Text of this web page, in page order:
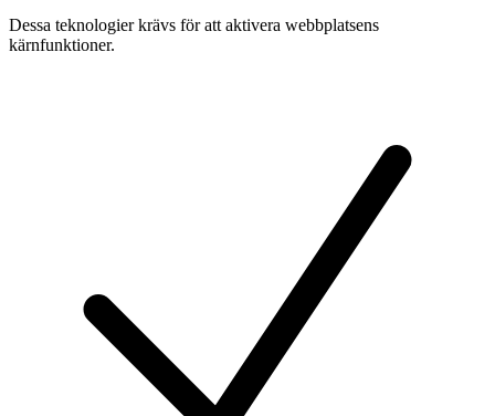
Dessa teknologier krävs för att aktivera webbplatsens
kärnfunktioner.